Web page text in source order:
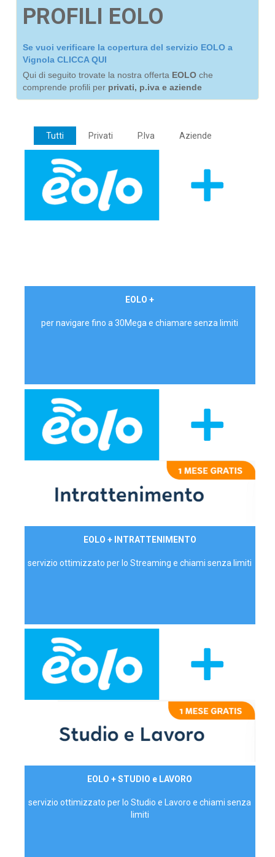
PROFILI EOLO
Se vuoi verificare la copertura del servizio EOLO a
Vignola CLICCA QUI
Qui di seguito trovate la nostra offerta EOLO che
comprende profili per privati, p.iva e aziende
Tutti Privati P.Iva Aziende
EOLO +
per navigare fino a 30Mega e chiamare senza limiti
EOLO + INTRATTENIMENTO
servizio ottimizzato per lo Streaming e chiami senza limiti
EOLO + STUDIO e LAVORO
servizio ottimizzato per lo Studio e Lavoro e chiami senza
limiti